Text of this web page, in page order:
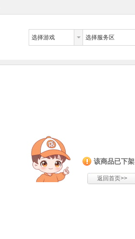
选择游戏 选择服务区
该商品已下架
返回首页>>